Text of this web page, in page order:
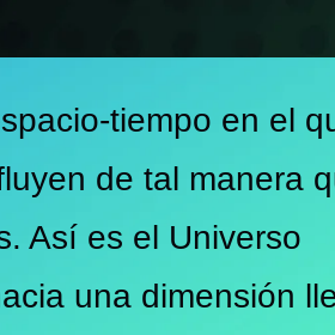
tiempo en el
de tal manera
Así es el Universo
una dimensión